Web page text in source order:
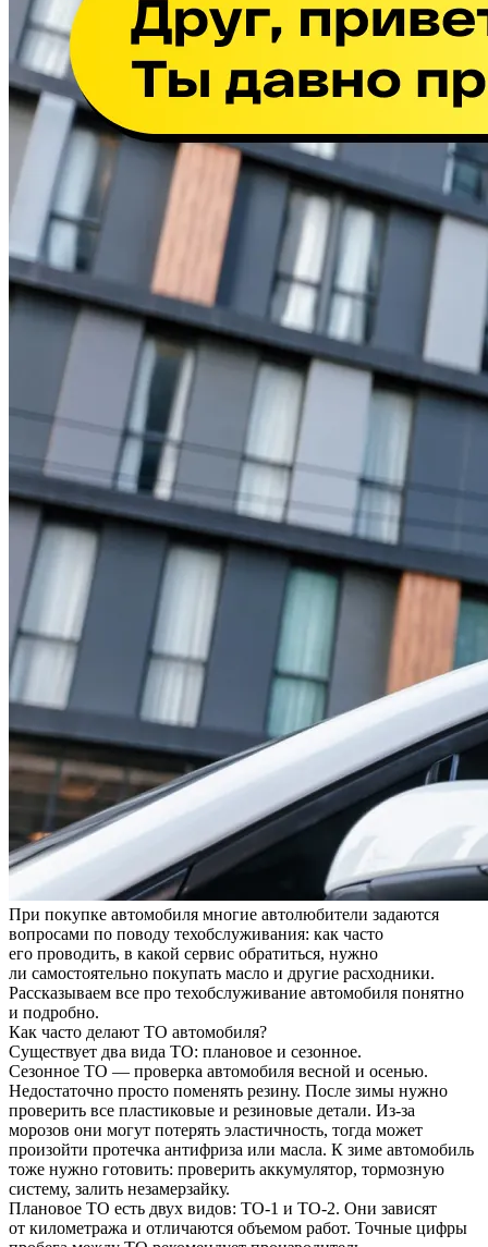
При покупке автомобиля многие автолюбители задаются
вопросами по поводу техобслуживания: как часто
его проводить, в какой сервис обратиться, нужно
ли самостоятельно покупать масло и другие расходники.
Рассказываем все про техобслуживание автомобиля понятно
и подробно.
Как часто делают ТО автомобиля?
Существует два вида ТО: плановое и сезонное.
Сезонное ТО — проверка автомобиля весной и осенью.
Недостаточно просто поменять резину. После зимы нужно
проверить все пластиковые и резиновые детали. Из-за
морозов они могут потерять эластичность, тогда может
произойти протечка антифриза или масла. К зиме автомобиль
тоже нужно готовить: проверить аккумулятор, тормозную
систему, залить незамерзайку.
Плановое ТО есть двух видов: ТО-1 и ТО-2. Они зависят
от километража и отличаются объемом работ. Точные цифры